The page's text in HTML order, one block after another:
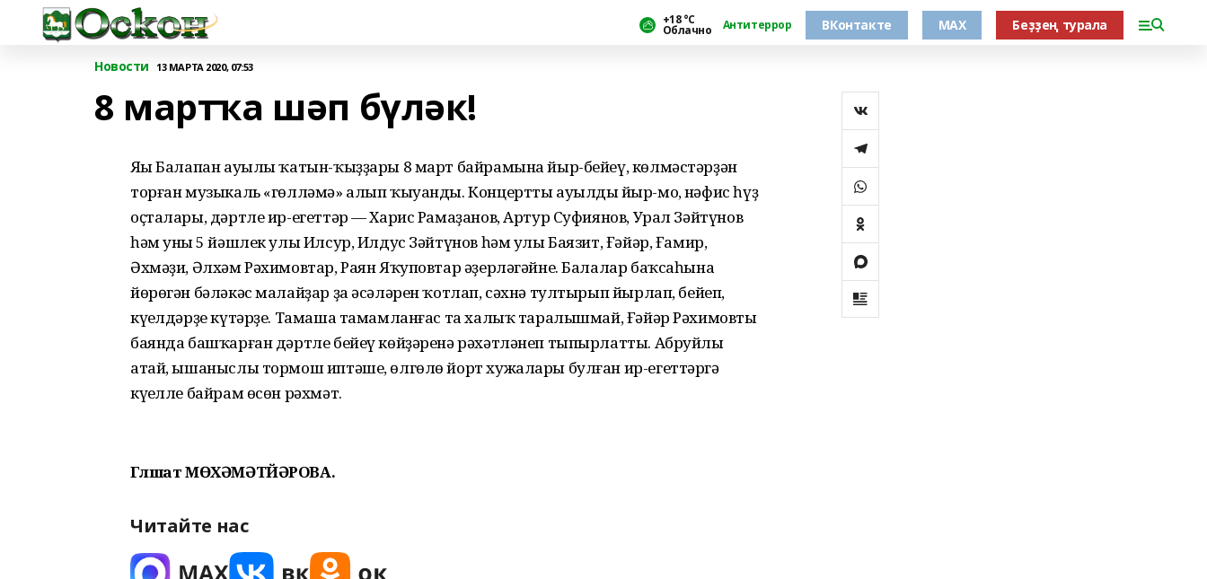
+18 °С
Облачно Антитеррор ВКонтакте MAX Беҙҙең турала
Новости 13 МАРТА 2020, 07:53
8 мартҡа шәп бүләк!
Яңы Балапан ауылы ҡатын-ҡыҙҙары 8 март байрамына йыр-бейеү, көлмәстәрҙән
торған музыкаль «гөлләмә» алып ҡыуанды. Концертты ауылдың йыр-моң, нәфис һүҙ
оҫталары, дәртле ир-егеттәр — Харис Рамаҙанов, Артур Суфиянов, Урал Зәйтүнов
һәм уның 5 йәшлек улы Илсур, Илдус Зәйтүнов һәм улы Баязит, Ғәйәр, Ғамир,
Әхмәҙи, Әлхәм Рәхимовтар, Раян Яҡуповтар әҙерләгәйне. Балалар баҡсаһына
йөрөгән бәләкәс малайҙар ҙа әсәләрен ҡотлап, сәхнә тултырып йырлап, бейеп,
күңелдәрҙе күтәрҙе. Тамаша тамамланғас та халыҡ таралышмай, Ғәйәр Рәхимовтың
баянда башҡарған дәртле бейеү көйҙәренә рәхәтләнеп тыпырлатты. Абруйлы
атай, ышаныслы тормош иптәше, өлгөлө йорт хужалары булған ир-егеттәргә
күңелле байрам өсөн рәхмәт.
Гөлшат МӨХӘМӘТЙӘРОВА.
Читайте нас